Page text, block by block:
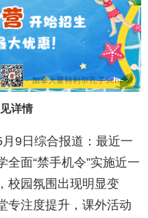
详情
月9日综合报道：最近一
面“禁手机令”实施近一
校园氛围出现明显变
专注度提升，课外活动